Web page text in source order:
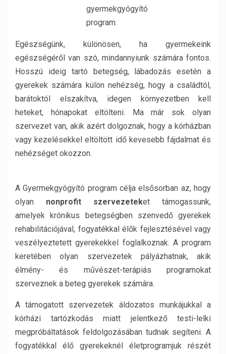
Egészségünk, különösen, ha gyermekeink
egészségéről van szó, mindannyiunk számára fontos.
Hosszú ideig tartó betegség, lábadozás esetén a
gyerekek számára külön nehézség, hogy a családtól,
barátoktól elszakítva, idegen környezetben kell
heteket, hónapokat eltölteni. Ma már sok olyan
szervezet van, akik azért dolgoznak, hogy a kórházban
vagy kezelésekkel eltöltött idő kevesebb fájdalmat és
nehézséget okozzon.
A Gyermekgyógyító program célja elsősorban az, hogy
olyan nonprofit szervezeteket támogassunk,
amelyek krónikus betegségben szenvedő gyerekek
rehabilitációjával, fogyatékkal élők fejlesztésével vagy
veszélyeztetett gyerekekkel foglalkoznak. A program
keretében olyan szervezetek pályázhatnak, akik
élmény- és művészet-terápiás programokat
szerveznek a beteg gyerekek számára.
A támogatott szervezetek áldozatos munkájukkal a
kórházi tartózkodás miatt jelentkező testi-lelki
megpróbáltatások feldolgozásában tudnak segíteni. A
fogyatékkal élő gyerekeknél életprogramjuk részét